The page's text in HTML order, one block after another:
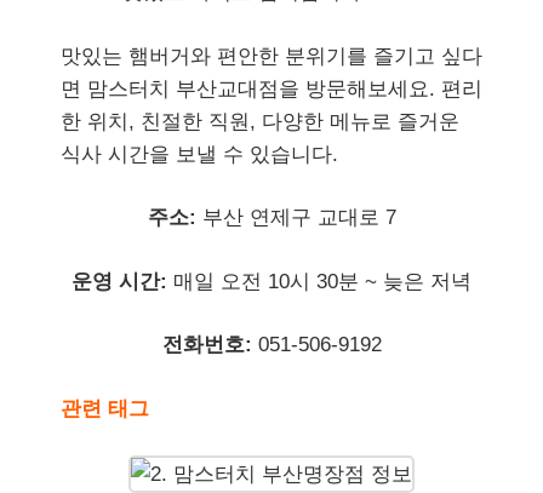
맛있는 햄버거와 편안한 분위기를 즐기고 싶다
면 맘스터치 부산교대점을 방문해보세요. 편리
한 위치, 친절한 직원, 다양한 메뉴로 즐거운
식사 시간을 보낼 수 있습니다.
주소: 부산 연제구 교대로 7
운영 시간: 매일 오전 10시 30분 ~ 늦은 저녁
전화번호: 051-506-9192
관련 태그